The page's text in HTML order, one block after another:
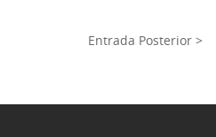
Entrada Posterior >